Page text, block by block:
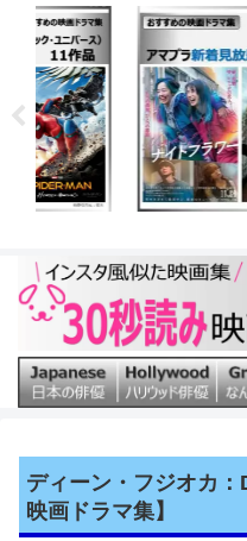
ディーン・フジオカ
映画ドラマ集】